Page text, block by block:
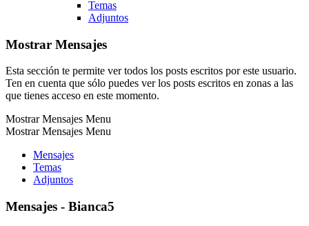
Temas
Adjuntos
Mostrar Mensajes
Esta sección te permite ver todos los posts escritos por este usuario.
Ten en cuenta que sólo puedes ver los posts escritos en zonas a las
que tienes acceso en este momento.
Mostrar Mensajes Menu
Mostrar Mensajes Menu
Mensajes
Temas
Adjuntos
Mensajes - Bianca5